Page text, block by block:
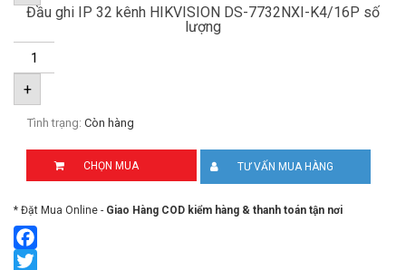
Đầu ghi IP 32 kênh HIKVISION DS-7732NXI-K4/16P số
lượng
+
Tình trạng: Còn hàng
CHỌN MUA TƯ VẤN MUA HÀNG
* Đặt Mua Online - Giao Hàng COD kiểm hàng & thanh toán tận nơi
Facebook